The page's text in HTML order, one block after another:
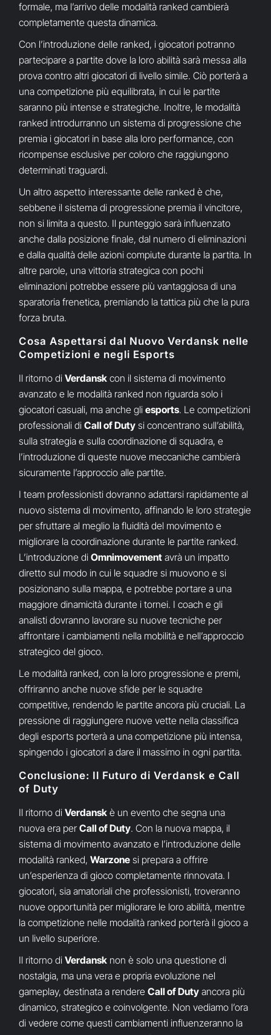
formale, ma l’arrivo delle modalità ranked cambierà
completamente questa dinamica.
Con l’introduzione delle ranked, i giocatori potranno
partecipare a partite dove la loro abilità sarà messa alla
prova contro altri giocatori di livello simile. Ciò porterà a
una competizione più equilibrata, in cui le partite
saranno più intense e strategiche. Inoltre, le modalità
ranked introdurranno un sistema di progressione che
premia i giocatori in base alla loro performance, con
ricompense esclusive per coloro che raggiungono
determinati traguardi.
Un altro aspetto interessante delle ranked è che,
sebbene il sistema di progressione premia il vincitore,
non si limita a questo. Il punteggio sarà influenzato
anche dalla posizione finale, dal numero di eliminazioni
e dalla qualità delle azioni compiute durante la partita. In
altre parole, una vittoria strategica con pochi
eliminazioni potrebbe essere più vantaggiosa di una
sparatoria frenetica, premiando la tattica più che la pura
forza bruta.
Cosa Aspettarsi dal Nuovo Verdansk nelle
Competizioni e negli Esports
Il ritorno diVerdansk con il sistema di movimento
avanzato e le modalità ranked non riguarda solo i
giocatori casuali, ma anche gliesports. Le competizioni
professionali diCall of Duty si concentrano sull’abilità,
sulla strategia e sulla coordinazione di squadra, e
l’introduzione di queste nuove meccaniche cambierà
sicuramente l’approccio alle partite.
I team professionisti dovranno adattarsi rapidamente al
nuovo sistema di movimento, affinando le loro strategie
per sfruttare al meglio la fluidità del movimento e
migliorare la coordinazione durante le partite ranked.
L’introduzione diOmnimovement avrà un impatto
diretto sul modo in cui le squadre si muovono e si
posizionano sulla mappa, e potrebbe portare a una
maggiore dinamicità durante i tornei. I coach e gli
analisti dovranno lavorare su nuove tecniche per
affrontare i cambiamenti nella mobilità e nell’approccio
strategico del gioco.
Le modalità ranked, con la loro progressione e premi,
offriranno anche nuove sfide per le squadre
competitive, rendendo le partite ancora più cruciali. La
pressione di raggiungere nuove vette nella classifica
degli esports porterà a una competizione più intensa,
spingendo i giocatori a dare il massimo in ogni partita.
Conclusione: Il Futuro di Verdansk e Call
of Duty
Il ritorno diVerdansk è un evento che segna una
nuova era perCall of Duty. Con la nuova mappa, il
sistema di movimento avanzato e l’introduzione delle
modalità ranked,Warzone si prepara a offrire
un’esperienza di gioco completamente rinnovata. I
giocatori, sia amatoriali che professionisti, troveranno
nuove opportunità per migliorare le loro abilità, mentre
la competizione nelle modalità ranked porterà il gioco a
un livello superiore.
Il ritorno diVerdansk non è solo una questione di
nostalgia, ma una vera e propria evoluzione nel
gameplay, destinata a rendereCall of Duty ancora più
dinamico, strategico e coinvolgente. Non vediamo l’ora
di vedere come questi cambiamenti influenzeranno la